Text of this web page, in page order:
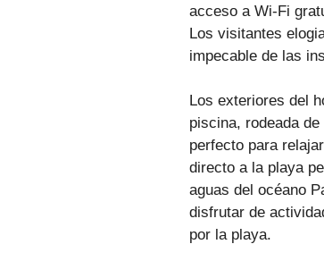
acceso a Wi-Fi
Los visitantes
impecable de las
Los exteriores del
piscina, rodeada
perfecto para
directo a la playa
aguas del océano
disfrutar de
por la playa.